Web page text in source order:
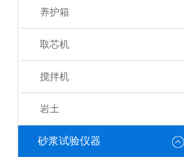
养护箱
取芯机
搅拌机
岩土
砂浆试验仪器